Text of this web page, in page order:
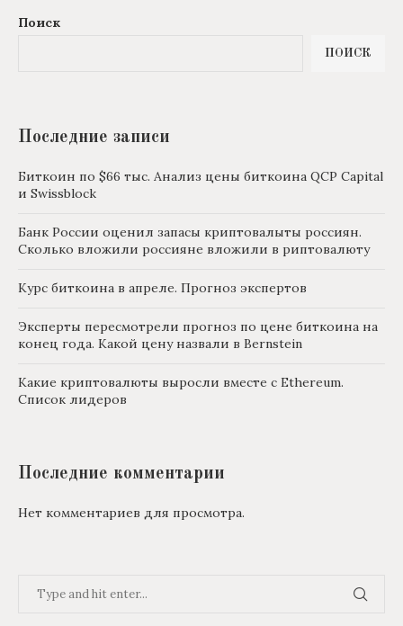
Поиск
ПОИСК
Последние записи
Биткоин по $66 тыс. Анализ цены биткоина QCP Capital
и Swissblock
Банк России оценил запасы криптовалыты россиян.
Сколько вложили россияне вложили в риптовалюту
Курс биткоина в апреле. Прогноз экспертов
Эксперты пересмотрели прогноз по цене биткоина на
конец года. Какой цену назвали в Bernstein
Какие криптовалюты выросли вместе с Ethereum.
Список лидеров
Последние комментарии
Нет комментариев для просмотра.